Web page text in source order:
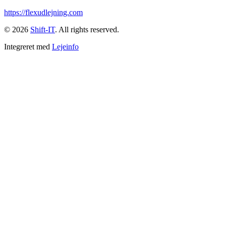
https://flexudlejning.com
© 2026 Shift-IT. All rights reserved.
Integreret med Lejeinfo